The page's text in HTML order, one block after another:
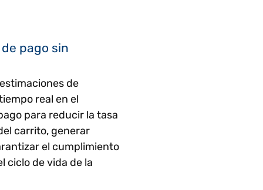
pago sin
de
real en el
para reducir la tasa
carrito, generar
el cumplimiento
ciclo de vida de la